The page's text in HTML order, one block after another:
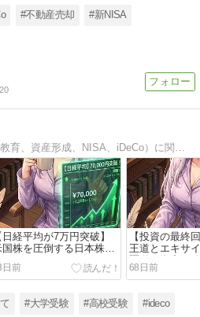
#不動産売却 #新NISA
20
日経平均が7万円突破】
国株を圧倒する日本株の
いと、それでも
S&P500」をコアにする
日前
【投資の最終
王道とエキサ
覇道。資産を
コア・サテラ
68日前
#大学受験 #高校受験 #ideco